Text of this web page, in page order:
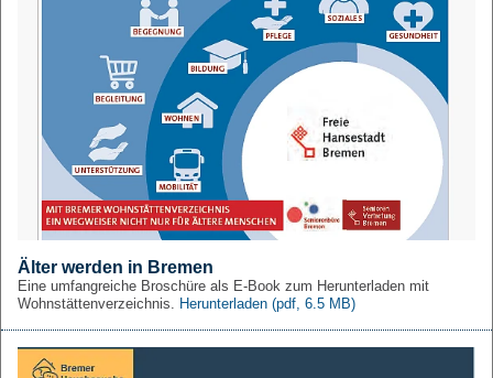
Älter werden in Bremen
Eine umfangreiche Broschüre als E-Book zum Herunterladen mit
Wohnstättenverzeichnis. Herunterladen (pdf, 6.5 MB)